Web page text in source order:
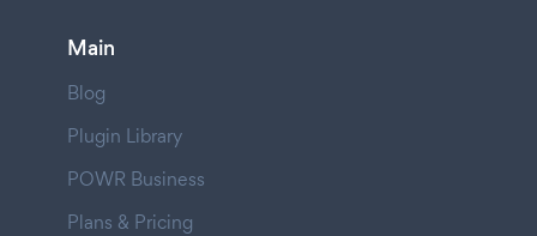
Main
Blog
Plugin Library
POWR Business
Plans & Pricing